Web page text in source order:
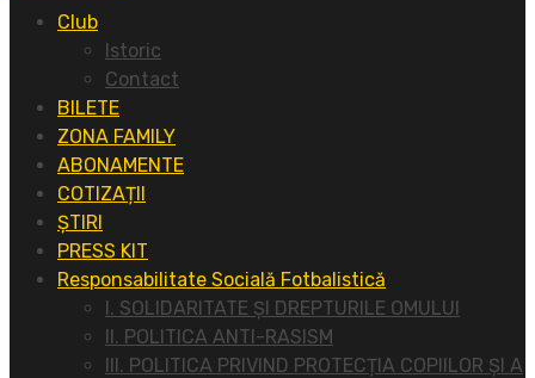
Club
Istoric
Contact
BILETE
ZONA FAMILY
ABONAMENTE
COTIZAȚII
ȘTIRI
PRESS KIT
Responsabilitate Socială Fotbalistică
I. SOLIDARITATE ȘI DREPTURILE OMULUI
II. POLITICA ANTI-RASISM
III. POLITICA PRIVIND PROTECȚIA COPIILOR ȘI A